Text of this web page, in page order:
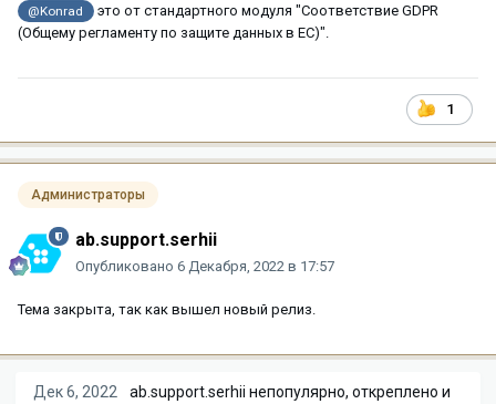
@Konrad
это от стандартного модуля "Соответствие GDPR
(Общему регламенту по защите данных в ЕС)".
1
Администраторы
ab.support.serhii
Опубликовано 6 Декабря, 2022 в 17:57
Тема закрыта, так как вышел новый релиз.
Дек 6, 2022 ab.support.serhii непопулярно, откреплено и